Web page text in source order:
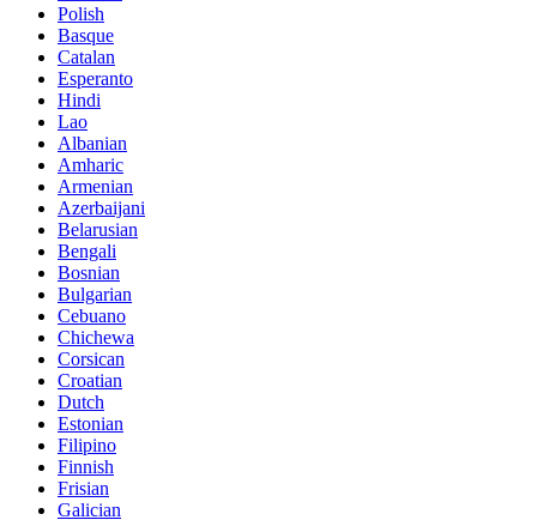
Polish
Basque
Catalan
Esperanto
Hindi
Lao
Albanian
Amharic
Armenian
Azerbaijani
Belarusian
Bengali
Bosnian
Bulgarian
Cebuano
Chichewa
Corsican
Croatian
Dutch
Estonian
Filipino
Finnish
Frisian
Galician